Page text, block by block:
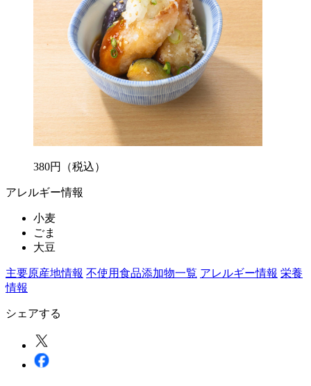
380円 （税込）
アレルギー情報
小麦
ごま
大豆
主要原産地情報 不使用食品添加物一覧 アレルギー情報 栄養
情報
シェアする